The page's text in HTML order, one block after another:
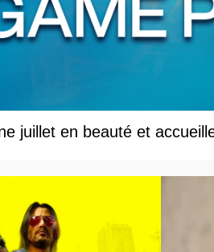
juillet en beauté et